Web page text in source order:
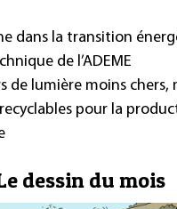
dans la transition
de l’ADEME
de lumière moins chers,
pour la
dessin du mois